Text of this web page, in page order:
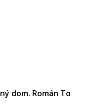
dom. Román To